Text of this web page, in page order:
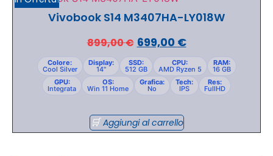
Vivobook S14 M3407HA-LY018W
899,00€ 699,00 €
Colore:
Cool Silver
Display:
14"
SSD:
512 GB
CPU:
AMD Ryzen 5
RAM:
16 GB
GPU:
Integrata
OS:
Win 11 Home
Grafica:
No
Tech:
IPS
Res:
FullHD
Aggiungi al carrello